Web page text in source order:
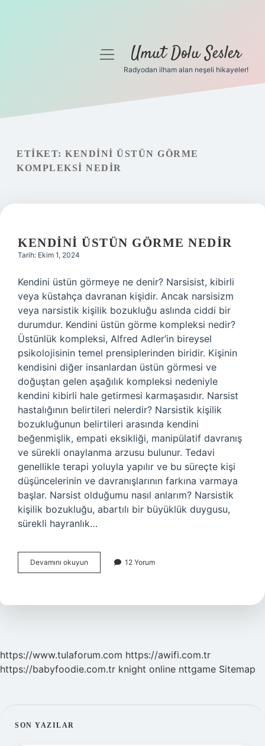
Gizlilik Politikası
Hakkımızda
menüyüUmut Dolu Sesler
Radyodan ilham alan neşeli hikayeler!
ETIKET: KENDINI ÜSTÜN GÖRME
KOMPLEKSI NEDIR
KENDINI ÜSTÜN GÖRME NEDIR
Tarih: Ekim 1, 2024
Kendini üstün görmeye ne denir? Narsisist, kibirli
veya küstahça davranan kişidir. Ancak narsisizm
veya narsistik kişilik bozukluğu aslında ciddi bir
durumdur. Kendini üstün görme kompleksi nedir?
Üstünlük kompleksi, Alfred Adler’in bireysel
psikolojisinin temel prensiplerinden biridir. Kişinin
kendisini diğer insanlardan üstün görmesi ve
doğuştan gelen aşağılık kompleksi nedeniyle
kendini kibirli hale getirmesi karmaşasıdır. Narsist
hastalığının belirtileri nelerdir? Narsistik kişilik
bozukluğunun belirtileri arasında kendini
beğenmişlik, empati eksikliği, manipülatif davranış
ve sürekli onaylanma arzusu bulunur. Tedavi
genellikle terapi yoluyla yapılır ve bu süreçte kişi
düşüncelerinin ve davranışlarının farkına varmaya
başlar. Narsist olduğumu nasıl anlarım? Narsistik
kişilik bozukluğu, abartılı bir büyüklük duygusu,
sürekli hayranlık…
Devamını okuyun
Üstün
12 Yorum
https://www.tulaforum.com https://awifi.com.tr
https://babyfoodie.com.tr knight online nttgame Sitemap
SIDEBAR
SON YAZILAR